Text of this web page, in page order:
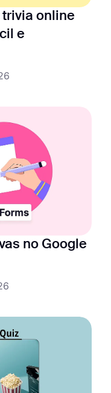
trivia online
e
no Google